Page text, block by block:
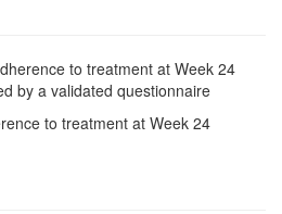
to treatment at Week 24
by a validated questionnaire
to treatment at Week 24